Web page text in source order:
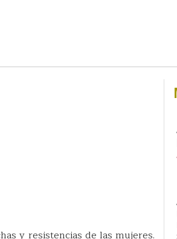
y resistencias de las mujeres.